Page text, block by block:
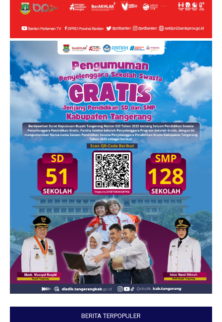
BERITA TERPOPULER